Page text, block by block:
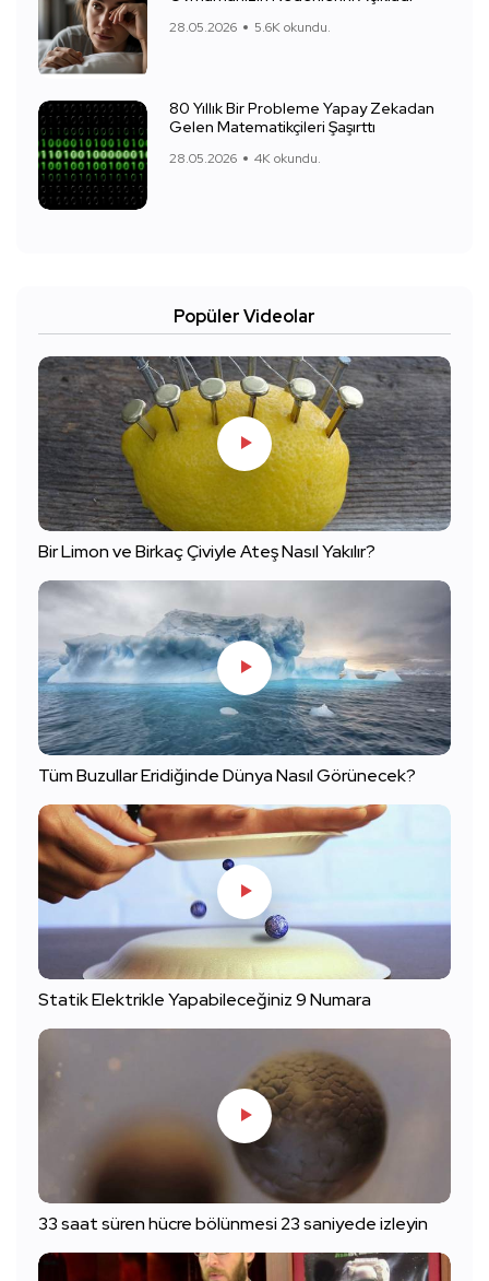
28.05.2026 5.6K okundu.
80 Yıllık Bir Probleme Yapay Zekadan
Gelen Matematikçileri Şaşırttı
28.05.2026 4K okundu.
Popüler Videolar
Bir Limon ve Birkaç Çiviyle Ateş Nasıl Yakılır?
Tüm Buzullar Eridiğinde Dünya Nasıl Görünecek?
Statik Elektrikle Yapabileceğiniz 9 Numara
33 saat süren hücre bölünmesi 23 saniyede izleyin